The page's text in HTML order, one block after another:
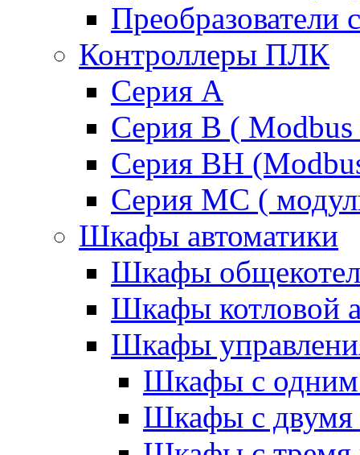
Преобразователи
Контроллеры ПЛК
Серия A
Серия В ( Modbus
Серия BH
Серия MC (
Шкафы автоматики
Шкафы
Шкафы котловой
Шкафы
Шкафы с одним
Шкафы с двумя